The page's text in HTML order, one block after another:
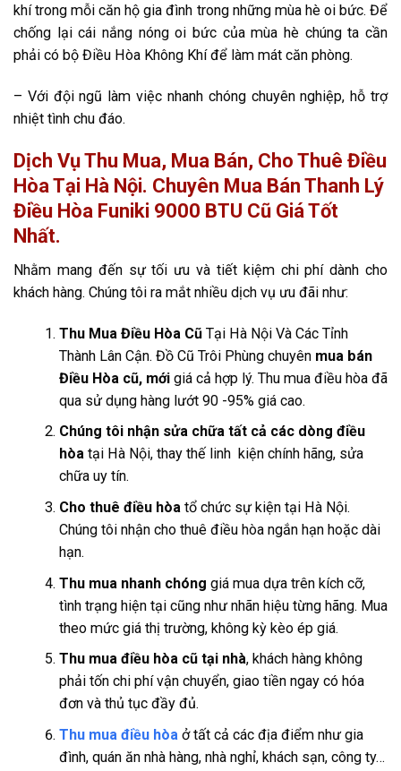
khí trong mỗi căn hộ gia đình trong những mùa hè oi bức. Để
chống lại cái nắng nóng oi bức của mùa hè chúng ta cần
phải có bộ Điều Hòa Không Khí để làm mát căn phòng.
– Với đội ngũ làm việc nhanh chóng chuyên nghiệp, hỗ trợ
nhiệt tình chu đáo.
Dịch Vụ Thu Mua, Mua Bán, Cho Thuê Điều
Hòa Tại Hà Nội. Chuyên Mua Bán Thanh Lý
Điều Hòa Funiki 9000 BTU Cũ Giá Tốt
Nhất.
Nhằm mang đến sự tối ưu và tiết kiệm chi phí dành cho
khách hàng. Chúng tôi ra mắt nhiều dịch vụ ưu đãi như:
Thu Mua Điều Hòa Cũ Tại Hà Nội Và Các Tỉnh
Thành Lân Cận. Đồ Cũ Trôi Phùng chuyên mua bán
Điều Hòa cũ, mới giá cả hợp lý. Thu mua điều hòa đã
qua sử dụng hàng lướt 90 -95% giá cao.
Chúng tôi nhận sửa chữa tất cả các dòng điều
hòa tại Hà Nội, thay thế linh kiện chính hãng, sửa
chữa uy tín.
Cho thuê điều hòa tổ chức sự kiện tại Hà Nội.
Chúng tôi nhận cho thuê điều hòa ngắn hạn hoặc dài
hạn.
Thu mua nhanh chóng giá mua dựa trên kích cỡ,
tình trạng hiện tại cũng như nhãn hiệu từng hãng. Mua
theo mức giá thị trường, không kỳ kèo ép giá.
Thu mua điều hòa cũ tại nhà, khách hàng không
phải tốn chi phí vận chuyển, giao tiền ngay có hóa
đơn và thủ tục đầy đủ.
Thu mua điều hòa ở tất cả các địa điểm như gia
đình, quán ăn nhà hàng, nhà nghỉ, khách sạn, công ty…